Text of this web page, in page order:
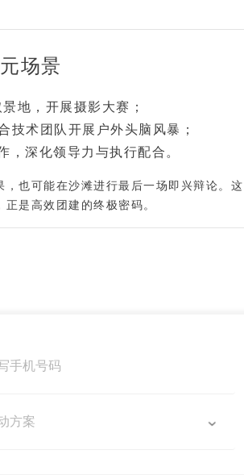
场景
地，开展摄影大赛；
技术团队开展户外头脑风暴；
，深化领导力与执行配合。
也可能在沙滩进行最后一场即兴辩论。这
是高效团建的终极密码。